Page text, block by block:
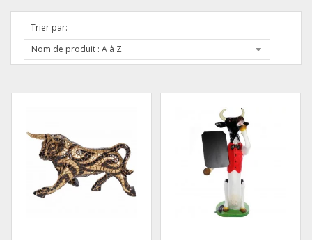
Trier par:
Nom de produit : A à Z